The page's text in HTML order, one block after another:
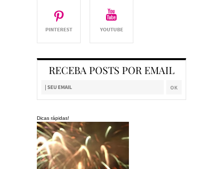
RECEBA POSTS POR EMAIL
Dicas rápidas!